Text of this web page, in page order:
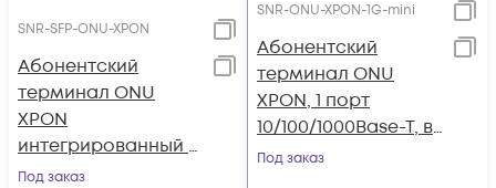
SNR-SFP-ONU-XPON
Абонентский
терминал ONU
XPON
интегрированный в
SFP модуль
Под заказ
SNR-ONU-XPON-1G-mini
Абонентский
терминал ONU
XPON, 1 порт
10/100/1000Base-T, в
мини корпусе.
Под заказ